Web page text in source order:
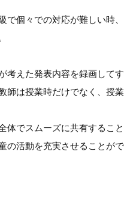
で個々での対応が難しい時
考えた発表内容を録画して
師は授業時だけでなく、授
体でスムーズに共有するこ
の活動を充実させることがで